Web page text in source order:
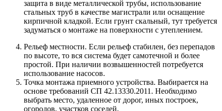
защита в виде металлической трубы, использование
стальных труб в качестве магистрали или оснащение
кирпичной кладкой. Если грунт скальный, тут требуется
задуматься о монтаже на поверхности с утеплением.
Рельеф местности. Если рельеф стабилен, без перепадов
по высоте, то вся система будет самотечной и более
простой. При наличии возвышенностей потребуется
использование насосов.
Точка монтажа приемного устройства. Выбирается на
основе требований СП 42.13330.2011. Необходимо
выбрать место, удаленное от дорог, иных построек,
огородов, участков соседей.